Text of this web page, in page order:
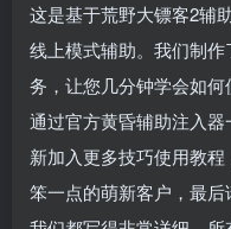
这是基于荒野大镖客2辅
线上模式辅助。我们制
务，让您几分钟学会如何
通过官方黄昏辅助注入
新加入更多技巧使用教
笨一点的萌新客户，最